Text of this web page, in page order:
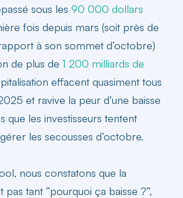
sous les 90 000 dollars
fois depuis mars (soit près de
à son sommet d’octobre)
de plus de 1 200 milliards de
effacent quasiment tous
et ravive la peur d’une baisse
que les investisseurs tentent
les secousses d’octobre.
nous constatons que la
pas tant “pourquoi ça baisse ?”,